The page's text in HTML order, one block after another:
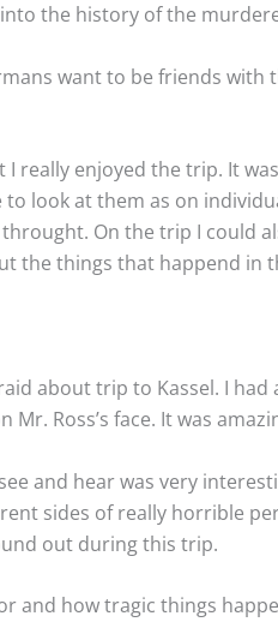
the history of the
want to be friends
really enjoyed the trip. It
to look at them as on
On the trip I could
the things that happend in
about trip to Kassel. I
Mr. Ross’s face. It was
and hear was very
sides of really horrible
out during this trip.
and how tragic things